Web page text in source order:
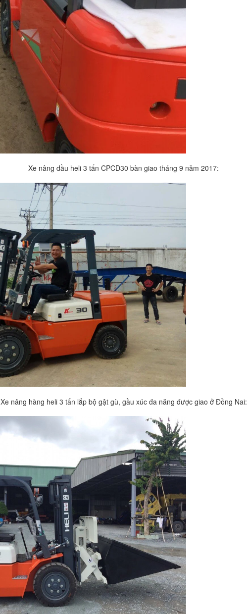
Xe nâng dầu heli 3 tấn CPCD30 bàn giao tháng 9 năm 2017:
Xe nâng hàng heli 3 tấn lắp bộ gật gù, gầu xúc đa năng được giao ở Đồng Nai: